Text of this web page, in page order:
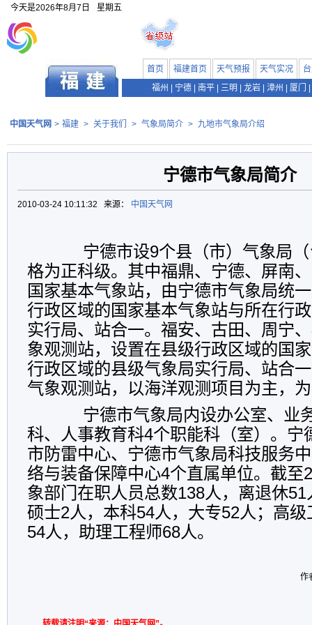
今天是2026年8月7日 星期五
首页 福建首页 天气预报 天气实况
福州
宁德 南平 三明 龙岩 漳州 厦门
中国天气网 > 福建 > 关于我们 > 气象局简介 > 九地市气象局介绍
宁德市气象局简介
2010-03-24 10:11:32 来源： 中国天气网
宁德市设9个县（市）气象局
格为正科级。其中福鼎、宁德、屏南
国家基本气象站，由宁德市气象局统
行政区域的国家基本气象站与所在行
实行局、站合一。福安、古田、周宁
象观测站，设置在县级行政区域的国
行政区域的县级气象局实行局、站合
气象观测站，以海洋观测项目为主，
宁德市气象局内设办公室、业
科、人事教育科4个职能科（室）。宁
市防雷中心、宁德市气象局科技服务
络与装备保障中心4个直属单位。截至
象部门在职人员总数138人，离退休51
硕士2人，本科54人，大专52人；高级
54人，助理工程师68人。
作